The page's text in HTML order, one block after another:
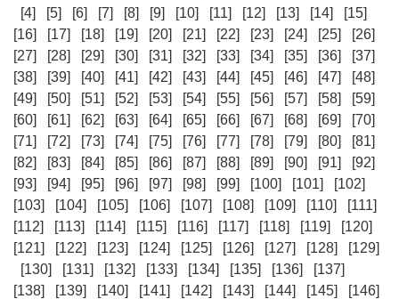
[4]
[5] [6] [7] [8] [9] [10] [11] [12] [13] [14]
[15]
[16]
[17] [18] [19] [20] [21] [22] [23] [24] [25]
[26]
[27]
[28] [29] [30] [31] [32] [33] [34] [35] [36]
[37]
[38]
[39] [40] [41] [42] [43] [44] [45] [46] [47]
[48]
[49]
[50] [51] [52] [53] [54] [55] [56] [57] [58]
[59]
[60]
[61] [62] [63] [64] [65] [66] [67] [68] [69]
[70]
[71]
[72] [73] [74] [75] [76] [77] [78] [79] [80]
[81]
[82]
[83] [84] [85] [86] [87] [88] [89] [90] [91]
[92]
[93]
[94] [95] [96] [97] [98] [99] [100] [101]
[102]
[103]
[104] [105] [106] [107] [108] [109] [110]
[111]
[112]
[113] [114] [115] [116] [117] [118] [119]
[120]
[121]
[122] [123] [124] [125] [126] [127] [128]
[129]
[130]
[131] [132] [133] [134] [135] [136]
[137]
[138]
[139] [140] [141] [142] [143] [144] [145]
[146]